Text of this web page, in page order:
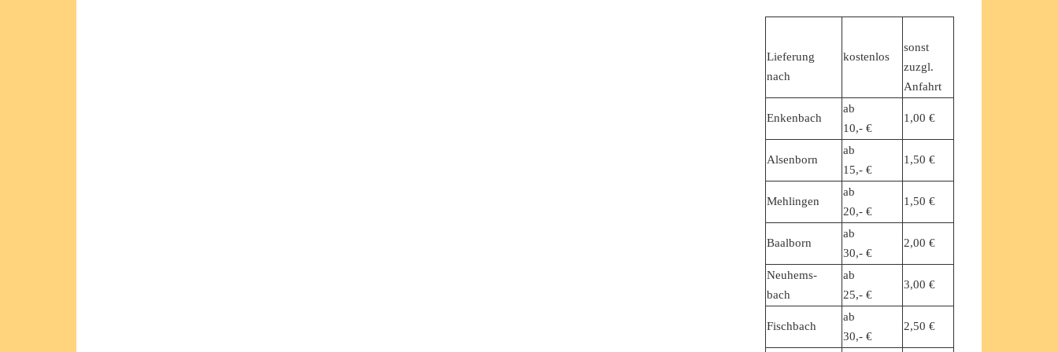
Lieferung
nach
kostenlos
sonst
zuzgl.
Anfahrt
Enkenbach
ab
10,- €
1,00 €
Alsenborn
ab
15,- €
1,50 €
Mehlingen
ab
20,- €
1,50 €
Baalborn
ab
30,- €
2,00 €
Neuhems-
bach
ab
25,- €
3,00 €
Fischbach
ab
30,- €
2,50 €